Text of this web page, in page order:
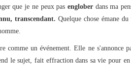
que je ne peux pas englober dans ma
transcendant. Quelque chose émane
comme un événement. Elle ne s'annonce
le sujet, fait effraction dans sa vie pour